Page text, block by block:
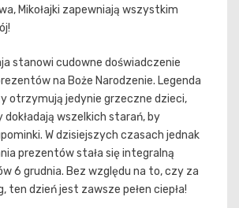
Mikołajki zapewniają wszystkim
stanowi cudowne doświadczenie
na Boże Narodzenie. Legenda
otrzymują jedynie grzeczne dzieci,
wszelkich starań, by
W dzisiejszych czasach jednak
prezentów stała się integralną
6 grudnia. Bez względu na to, czy za
ten dzień jest zawsze pełen ciepła!